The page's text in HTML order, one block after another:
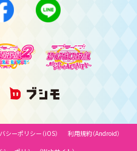
シーポリシー（iOS）
利用規約（Android）